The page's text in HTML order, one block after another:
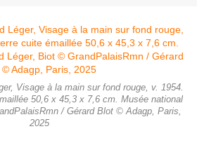
Visage à la main sur fond rouge, v. 1954.
50,6 x 45,3 x 7,6 cm. Musée national
/ Gérard Blot © Adagp, Paris,
2025